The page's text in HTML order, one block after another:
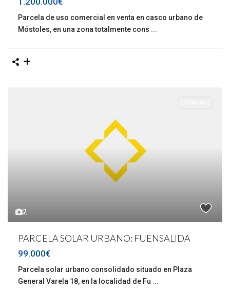
Parcela de uso comercial en venta en casco urbano de
Móstoles, en una zona totalmente cons ...
2
PARCELA SOLAR URBANO: FUENSALIDA
99.000€
Parcela solar urbano consolidado situado en Plaza
General Varela 18, en la localidad de Fu ...